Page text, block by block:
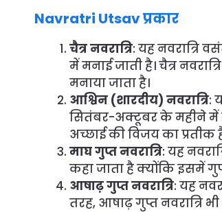
Navratri Utsav प्रकार
चैत्र नवरात्रि: यह नवरात्रि
में मनाई जाती है। चैत्र
मनाया जाता है।
आश्विन (शारदीय) नवरात्रि:
सितंबर-अक्टूबर के महीने में
अच्छाई की विजय का प्रतीक
माघ गुप्त नवरात्रि: यह
कहा जाता है क्योंकि इसमें
आषाढ़ गुप्त नवरात्रि: यह
तरह, आषाढ़ गुप्त नवरात्रि